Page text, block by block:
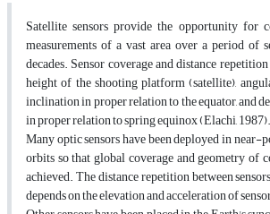
Satellite sensors provide the opportunity for
measurements of a vast area over a period of
decades. Sensor coverage and distance
height of the shooting platform (satellite),
inclination in proper relation to the equator, and
in proper relation to spring equinox (Elachi, 1987).
Many optic sensors have been deployed in near-
orbits so that global coverage and geometry of
achieved. The distance repetition between
depends on the elevation and acceleration of